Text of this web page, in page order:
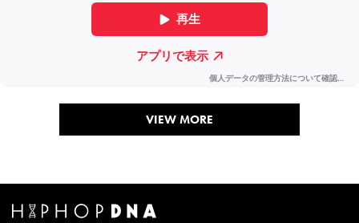
VIEW MORE